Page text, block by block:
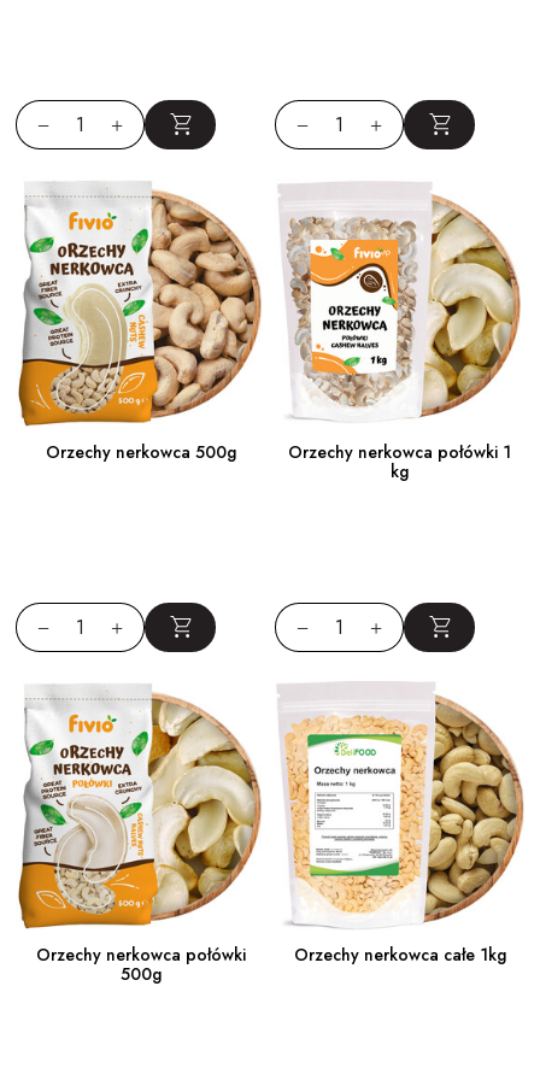
aktywności
Białko
ok. 18 g
budulec dla mięśni, idealny dla
aktywnych
Tłuszcze
ok. 44 g
nienasycone tłuszcze wspierające
organizm
Węglowodany ok. 30 g
naturalne, złożone węglowodany
Magnez
wysoka
zawartość
ważny dla pracy układu nerwowego i
mięśni
Potas
wysoka
zawartość
wspiera zachowanie równowagi wodno-
elektrolitowej
Do czego używać orzechów nerkowca? Najlepsze pomysły
kulinarne
1. Zdrowa przekąska
• baza do domowych serków (np. „serka z nerkowców”),
• idealne do kremowych sosów zastępujących śmietanę,
• świetne do deserów raw i koktajli.
3. Dania azjatyckie
Nerkowce to klasyka w kuchni tajskiej i chińskiej:
• curry z warzywami,
• stir-fry z kurczakiem lub tofu,
• pad thai.
4. Zdrowe słodkości
Sprawdzą się jako dodatek do batonów energetycznych, ciast, granoli
czy domowych lodów.
Jak przechowywać nerkowce?
Orzechy nerkowca 500g
Orzechy nerkowca połówki 1
kg
Orzechy nerkowca połówki
500g
Orzechy nerkowca całe 1kg